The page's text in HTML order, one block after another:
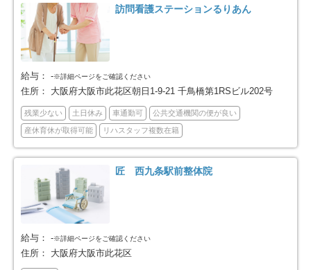
堺市堺区 53 堺市中区 43
堺市東区 16
堺市南区 13
堺市美原区 15 岸和田市 54
豊中市 135 池田市 31
吹田市
高槻市 80
守口市 58
訪問看護ステーションるりあん
給与： -※詳細ページをご確認ください
住所： 大阪府大阪市此花区朝日1-9-21 千鳥橋第1RSビル202号
残業少ない 土日休み 車通勤可 公共交通機関の便が良い
産休育休が取得可能 リハスタッフ複数在籍
匠 西九条駅前整体院
給与： -※詳細ページをご確認ください
住所： 大阪府大阪市此花区